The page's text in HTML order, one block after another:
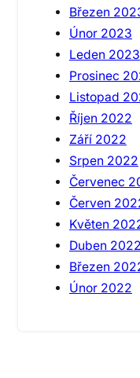
Březen
Únor 2023
Leden 2023
Prosinec
Listopad
Říjen 2022
Září 2022
Srpen 2022
Červenec
Červen
Květen
Duben 2022
Březen
Únor 2022